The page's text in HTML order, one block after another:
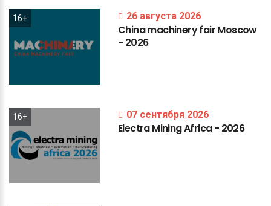
16+ 26 августа 2026
ChinamachineryfairMoscow
- 2026
16+ 07 сентября 2026
ElectraMiningAfrica- 2026